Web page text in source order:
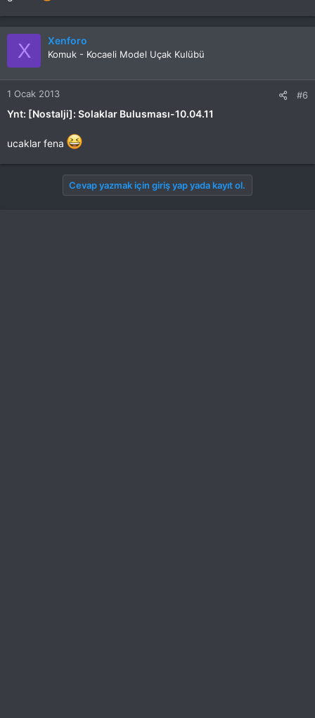
X Xenforo
Komuk - Kocaeli Model Uçak Kulübü
1 Ocak 2013 #6
Ynt: [Nostalji]: Solaklar Bulusması-10.04.11
ucaklar fena
Cevap yazmak için giriş yap yada kayıt ol.